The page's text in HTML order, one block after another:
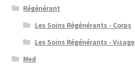
Régénérant
Les Soins Régénérants - Corps
Les Soins Régénérants - Visage
Med